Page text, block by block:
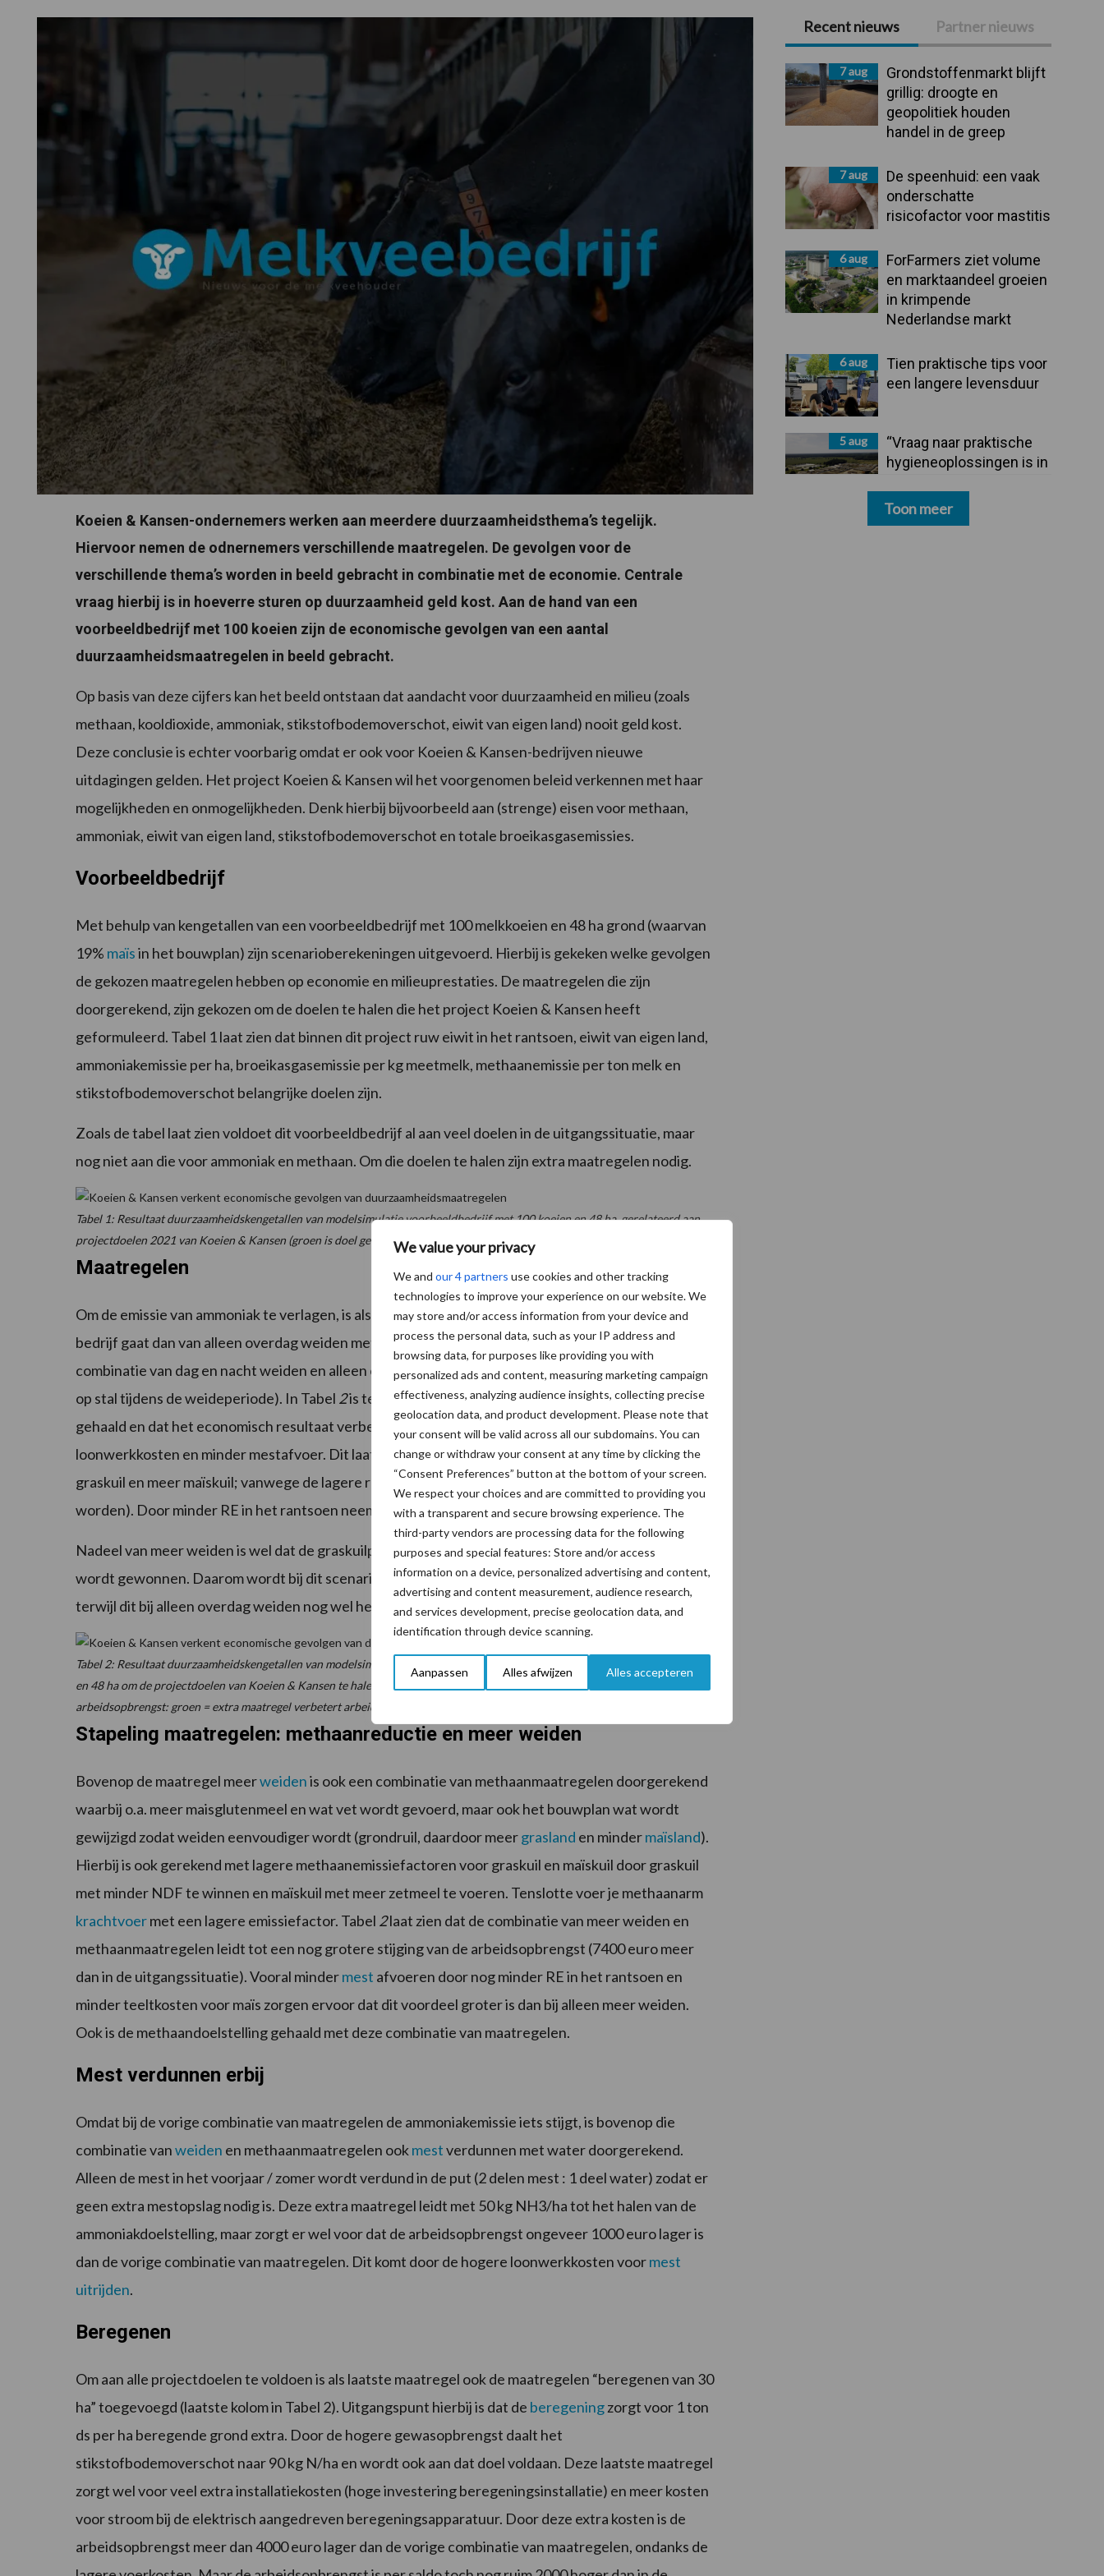
We value your privacy
We and our 4 partners use cookies and other tracking
technologies to improve your experience on our website. We
may store and/or access information from your device and
process the personal data, such as your IP address and
browsing data, for purposes like providing you with
personalized ads and content, measuring marketing campaign
effectiveness, analyzing audience insights, collecting precise
geolocation data, and product development. Please note that
your consent will be valid across all our subdomains. You can
change or withdraw your consent at any time by clicking the
“Consent Preferences” button at the bottom of your screen.
We respect your choices and are committed to providing you
with a transparent and secure browsing experience. The
third-party vendors are processing data for the following
purposes and special features: Store and/or access
information on a device, personalized advertising and content,
advertising and content measurement, audience research,
and services development, precise geolocation data, and
identification through device scanning.
Aanpassen Alles afwijzen Alles accepteren
Koeien & Kansen-ondernemers werken aan meerdere duurzaamheidsthema’s tegelijk.
Hiervoor nemen de odnernemers verschillende maatregelen. De gevolgen voor de
verschillende thema’s worden in beeld gebracht in combinatie met de economie. Centrale
vraag hierbij is in hoeverre sturen op duurzaamheid geld kost. Aan de hand van een
voorbeeldbedrijf met 100 koeien zijn de economische gevolgen van een aantal
duurzaamheidsmaatregelen in beeld gebracht.
Op basis van deze cijfers kan het beeld ontstaan dat aandacht voor duurzaamheid en milieu (zoals
methaan, kooldioxide, ammoniak, stikstofbodemoverschot, eiwit van eigen land) nooit geld kost.
Deze conclusie is echter voorbarig omdat er ook voor Koeien & Kansen-bedrijven nieuwe
uitdagingen gelden. Het project Koeien & Kansen wil het voorgenomen beleid verkennen met haar
mogelijkheden en onmogelijkheden. Denk hierbij bijvoorbeeld aan (strenge) eisen voor methaan,
ammoniak, eiwit van eigen land, stikstofbodemoverschot en totale broeikasgasemissies.
Voorbeeldbedrijf
Met behulp van kengetallen van een voorbeeldbedrijf met 100 melkkoeien en 48 ha grond (waarvan
19% maïsin het bouwplan) zijn scenarioberekeningen uitgevoerd. Hierbij is gekeken welke gevolgen
de gekozen maatregelen hebben op economie en milieuprestaties. De maatregelen die zijn
doorgerekend, zijn gekozen om de doelen te halen die het project Koeien & Kansen heeft
geformuleerd. Tabel 1 laat zien dat binnen dit project ruw eiwit in het rantsoen, eiwit van eigen land,
ammoniakemissie per ha, broeikasgasemissie per kg meetmelk, methaanemissie per ton melk en
stikstofbodemoverschot belangrijke doelen zijn.
Zoals de tabel laat zien voldoet dit voorbeeldbedrijf al aan veel doelen in de uitgangssituatie, maar
nog niet aan die voor ammoniak en methaan. Om die doelen te halen zijn extra maatregelen nodig.
Tabel 1: Resultaat duurzaamheidskengetallen van modelsimulatie voorbeeldbedrijf met 100 koeien en 48 ha, gerelateerd aan
projectdoelen 2021 van Koeien & Kansen (groen is doel gehaald, rood is doel niet gehaald)
Maatregelen
Om de emissie van ammoniak te verlagen, is als eerste maatregel 700 uur meerweidengekozen. Het
bedrijf gaat dan van alleen overdag weiden met 9 kg dsbijvoedingin de weideperiode naar een
combinatie van dag en nacht weiden en alleen overdag weiden (met gemiddeld 5,5 kg ds bijvoeding
op stal tijdens de weideperiode). In Tabel 2is te zien dat daarmee het doel voor ammoniak wordt
gehaald en dat het economisch resultaat verbetert met bijna 3800 euro door o.a. minder
loonwerkkosten en minder mestafvoer. Dit laatste omdat het rantsoen minder RE bevat (minder
graskuil en meer maïskuil; vanwege de lagere ruwvoeropbrengst moet meer mais aangekocht
worden). Door minder RE in het rantsoen neemt de excretie van stikstof af.
Nadeel van meer weiden is wel dat de graskuilproductie daalt en er minder stikstof vangrasland
wordt gewonnen. Daarom wordt bij dit scenario het doel voor stikstofbodemoverschot niet gehaald,
terwijl dit bij alleen overdag weiden nog wel het geval was.
Tabel 2: Resultaat duurzaamheidskengetallen van modelsimulatie gestapelde maatregelen op voorbeeldbedrijf met 100 koeien
en 48 ha om de projectdoelen van Koeien & Kansen te halen (groen = doel gehaald, rood = doel niet gehaald, bij
arbeidsopbrengst: groen = extra maatregel verbetert arbeidsopbrengst, rood = extra maatregel verslechtert arbeidsopbrengst)
Stapeling maatregelen: methaanreductie en meer weiden
Bovenop de maatregel meerweidenis ook een combinatie van methaanmaatregelen doorgerekend
waarbij o.a. meer maisglutenmeel en wat vet wordt gevoerd, maar ook het bouwplan wat wordt
gewijzigd zodat weiden eenvoudiger wordt (grondruil, daardoor meergrasland en mindermaïsland).
Hierbij is ook gerekend met lagere methaanemissiefactoren voor graskuil en maïskuil door graskuil
met minder NDF te winnen en maïskuil met meer zetmeel te voeren. Tenslotte voer je methaanarm
krachtvoermet een lagere emissiefactor. Tabel 2laat zien dat de combinatie van meer weiden en
methaanmaatregelen leidt tot een nog grotere stijging van de arbeidsopbrengst (7400 euro meer
dan in de uitgangssituatie). Vooral mindermest afvoeren door nog minder RE in het rantsoen en
minder teeltkosten voor maïs zorgen ervoor dat dit voordeel groter is dan bij alleen meer weiden.
Ook is de methaandoelstelling gehaald met deze combinatie van maatregelen.
Mest verdunnen erbij
Omdat bij de vorige combinatie van maatregelen de ammoniakemissie iets stijgt, is bovenop die
combinatie vanweiden en methaanmaatregelen ookmestverdunnen met water doorgerekend.
Alleen de mest in het voorjaar / zomer wordt verdund in de put (2 delen mest : 1 deel water) zodat er
geen extra mestopslag nodig is. Deze extra maatregel leidt met 50 kg NH3/ha tot het halen van de
ammoniakdoelstelling, maar zorgt er wel voor dat de arbeidsopbrengst ongeveer 1000 euro lager is
dan de vorige combinatie van maatregelen. Dit komt door de hogere loonwerkkosten voormest
uitrijden.
Beregenen
Om aan alle projectdoelen te voldoen is als laatste maatregel ook de maatregelen “beregenen van 30
ha” toegevoegd (laatste kolom in Tabel 2). Uitgangspunt hierbij is dat de beregeningzorgt voor 1 ton
ds per ha beregende grond extra. Door de hogere gewasopbrengst daalt het
stikstofbodemoverschot naar 90 kg N/ha en wordt ook aan dat doel voldaan. Deze laatste maatregel
zorgt wel voor veel extra installatiekosten (hoge investering beregeningsinstallatie) en meer kosten
voor stroom bij de elektrisch aangedreven beregeningsapparatuur. Door deze extra kosten is de
arbeidsopbrengst meer dan 4000 euro lager dan de vorige combinatie van maatregelen, ondanks de
Primaire
Sidebar
Recent nieuws Partner nieuws
7 aug
Grondstoffenmarkt blijft
grillig: droogte en
geopolitiek houden
handel in de greep
7 aug
De speenhuid: een vaak
onderschatte
risicofactor voor mastitis
6 aug
ForFarmers ziet volume
en marktaandeel groeien
in krimpende
Nederlandse markt
6 aug
Tien praktische tips voor
een langere levensduur
5 aug
“Vraag naar praktische
hygieneoplossingen is in
Toon meer